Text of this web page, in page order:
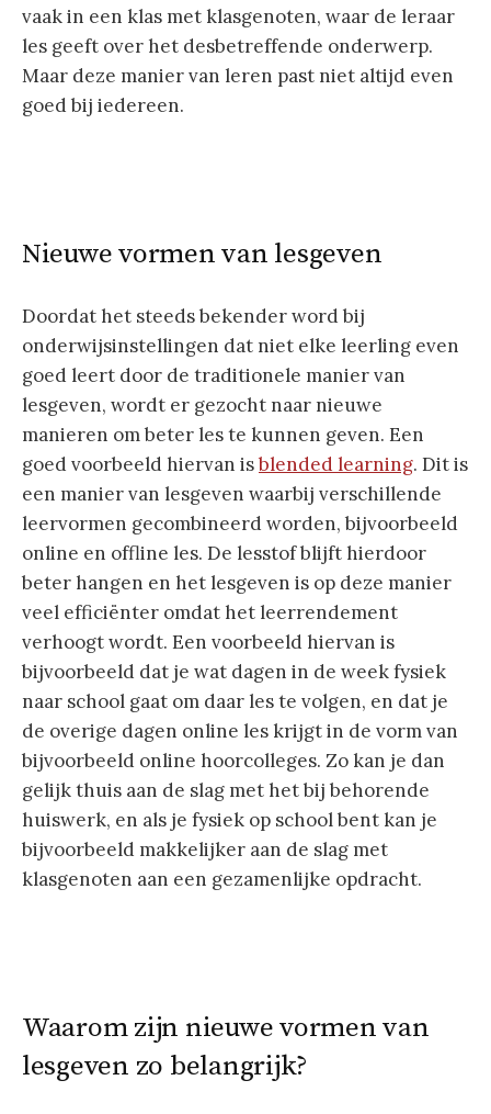
vaak in een klas met klasgenoten, waar de leraar
les geeft over het desbetreffende onderwerp.
Maar deze manier van leren past niet altijd even
goed bij iedereen.
Nieuwe vormen van lesgeven
Doordat het steeds bekender word bij
onderwijsinstellingen dat niet elke leerling even
goed leert door de traditionele manier van
lesgeven, wordt er gezocht naar nieuwe
manieren om beter les te kunnen geven. Een
goed voorbeeld hiervan isblended learning. Dit is
een manier van lesgeven waarbij verschillende
leervormen gecombineerd worden, bijvoorbeeld
online en offline les. De lesstof blijft hierdoor
beter hangen en het lesgeven is op deze manier
veel efficiënter omdat het leerrendement
verhoogt wordt. Een voorbeeld hiervan is
bijvoorbeeld dat je wat dagen in de week fysiek
naar school gaat om daar les te volgen, en dat je
de overige dagen online les krijgt in de vorm van
bijvoorbeeld online hoorcolleges. Zo kan je dan
gelijk thuis aan de slag met het bij behorende
huiswerk, en als je fysiek op school bent kan je
bijvoorbeeld makkelijker aan de slag met
klasgenoten aan een gezamenlijke opdracht.
Waarom zijn nieuwe vormen van
lesgeven zo belangrijk?